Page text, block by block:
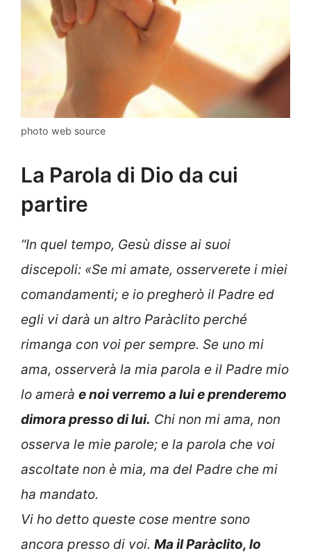
photo web source
La Parola di Dio da cui
partire
“In quel tempo, Gesù disse ai suoi
discepoli: «Se mi amate, osserverete i miei
comandamenti; e io pregherò il Padre ed
egli vi darà un altro Paràclito perché
rimanga con voi per sempre. Se uno mi
ama, osserverà la mia parola e il Padre mio
lo amerà e noi verremo a lui e prenderemo
dimora presso di lui. Chi non mi ama, non
osserva le mie parole; e la parola che voi
ascoltate non è mia, ma del Padre che mi
ha mandato.
Vi ho detto queste cose mentre sono
ancora presso di voi. Ma il Paràclito, lo